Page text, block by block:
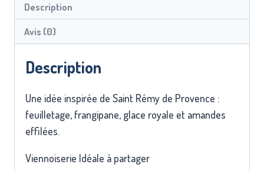
Description
Avis (0)
Description
Une idée inspirée de Saint Rémy de Provence :
feuilletage, frangipane, glace royale et amandes
effilées.
Viennoiserie Idéale à partager